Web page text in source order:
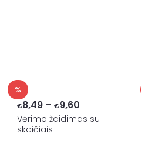
%
€8,49 – €9,60Price
range:
Vėrimo žaidimas su
skaičiais